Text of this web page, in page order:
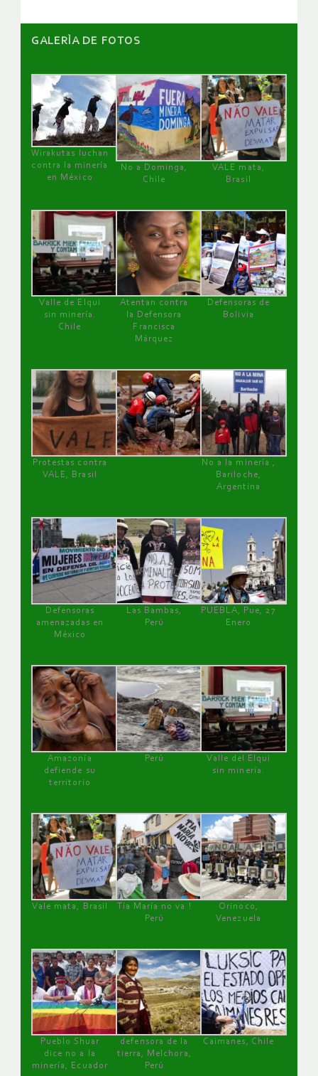
GALERÌA DE FOTOS
Wirakutas luchan
contra la minería
en México
No a Dominga,
Chile
VALE mata,
Brasil
Valle de Elqui
sin minería.
Chile
Atentan contra
la Defensora
Francisca
Márquez
Defensoras de
Bolivia
Protestas contra
VALE, Brasil
No a la minería ,
Bariloche,
Argentina
Defensoras
amenazadas en
México
Las Bambas,
Perú
PUEBLA, Pue, 27
Enero
Amazonía
defiende su
territorio
Perú
Valle del Elqui
sin minería.
Vale mata, Brasil
Tía María no va !
Perú
Orinoco,
Venezuela
Pueblo Shuar
dice no a la
minería, Ecuador
defensora de la
tierra, Melchora,
Perú
Caimanes, Chile